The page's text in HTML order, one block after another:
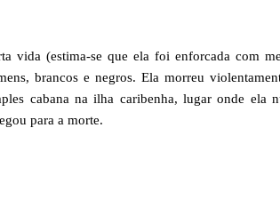
vida (estima-se que ela foi enforcada com
brancos e negros. Ela morreu
cabana na ilha caribenha, lugar onde ela
para a morte.